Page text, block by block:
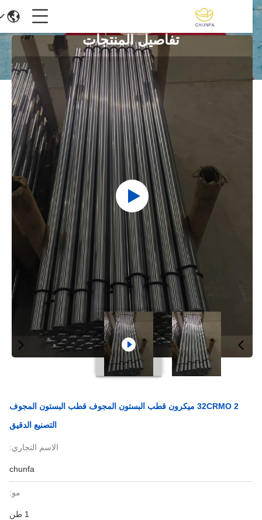
تفاصيل المنتجات
32CRMO 2 ميكرون قطب البستون المجوف قطب البستون المجوف
التصنيع الدقيق
الاسم التجاري:
chunfa
مو: